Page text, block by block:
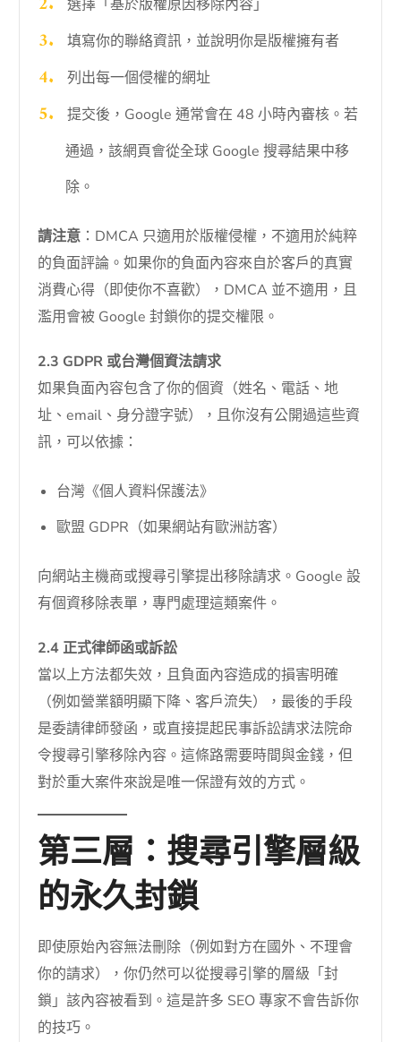
選擇「基於版權原因移除內容」
填寫你的聯絡資訊，並說明你是版權擁有者
列出每一個侵權的網址
提交後，Google 通常會在 48 小時內審核。若
通過，該網頁會從全球 Google 搜尋結果中移
除。
請注意 ：DMCA 只適用於版權侵權，不適用於純粹
的負面評論。如果你的負面內容來自於客戶的真實
消費心得（即使你不喜歡），DMCA 並不適用，且
濫用會被 Google 封鎖你的提交權限。
2.3 GDPR 或台灣個資法請求
如果負面內容包含了你的個資（姓名、電話、地
址、email、身分證字號），且你沒有公開過這些資
訊，可以依據：
台灣《個人資料保護法》
歐盟 GDPR（如果網站有歐洲訪客）
向網站主機商或搜尋引擎提出移除請求。Google 設
有個資移除表單，專門處理這類案件。
2.4 正式律師函或訴訟
當以上方法都失效，且負面內容造成的損害明確
（例如營業額明顯下降、客戶流失），最後的手段
是委請律師發函，或直接提起民事訴訟請求法院命
令搜尋引擎移除內容。這條路需要時間與金錢，但
對於重大案件來說是唯一保證有效的方式。
第三層：搜尋引擎層級
的永久封鎖
即使原始內容無法刪除（例如對方在國外、不理會
你的請求），你仍然可以從搜尋引擎的層級「封
鎖」該內容被看到。這是許多 SEO 專家不會告訴你
的技巧。